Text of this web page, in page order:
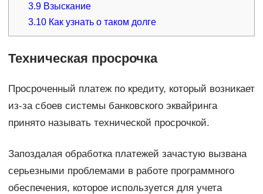
3.9 Взыскание
3.10 Как узнать о таком долге
Техническая просрочка
Просроченный платеж по кредиту, который возникает
из-за сбоев системы банковского эквайринга
принято называть технической просрочкой.
Запоздалая обработка платежей зачастую вызвана
серьезными проблемами в работе программного
обеспечения, которое используется для учета